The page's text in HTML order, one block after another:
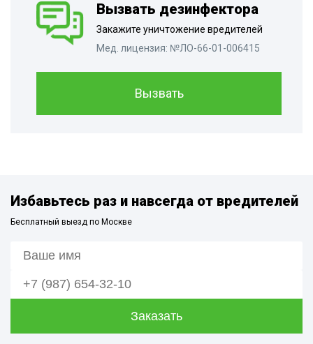
Вызвать дезинфектора
Закажите уничтожение вредителей
Мед. лицензия: №ЛО-66-01-006415
Вызвать
Избавьтесь раз и навсегда от вредителей
Бесплатный выезд по Москве